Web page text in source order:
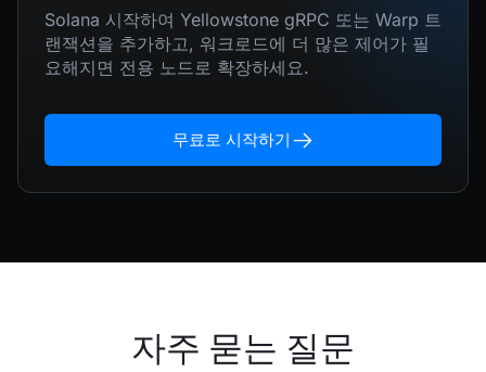
Solana 시작하여 Yellowstone gRPC 또는 Warp 트
랜잭션을 추가하고, 워크로드에 더 많은 제어가 필
요해지면 전용 노드로 확장하세요.
무료로 시작하기
자주 묻는 질문